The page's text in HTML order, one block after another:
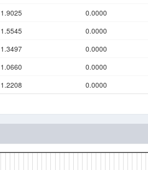
1.9025 0.0000
1.5545 0.0000
1.3497 0.0000
1.0660 0.0000
1.2208 0.0000